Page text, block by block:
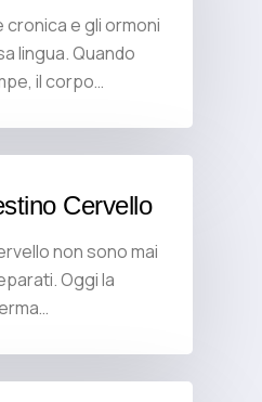
cronica e gli ormoni
lingua. Quando
il corpo…
Cervello
non sono mai
Oggi la